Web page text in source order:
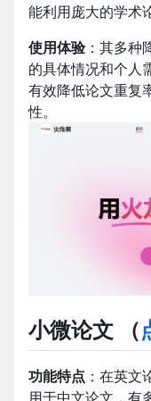
能利用庞大的学术
使用体验：其多种
的具体情况和个人
有效降低论文重复
性。
小微论文 （
功能特点 ：在英